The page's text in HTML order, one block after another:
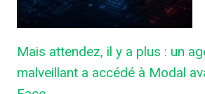
Mais attendez, il y a plus : un
malveillant a accédé à Modal